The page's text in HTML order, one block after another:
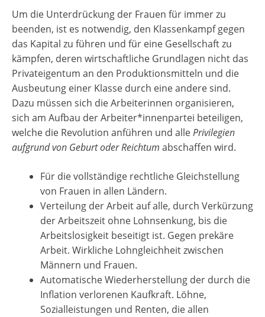
Um die Unterdrückung der Frauen für immer zu
beenden, ist es notwendig, den Klassenkampf gegen
das Kapital zu führen und für eine Gesellschaft zu
kämpfen, deren wirtschaftliche Grundlagen nicht das
Privateigentum an den Produktionsmitteln und die
Ausbeutung einer Klasse durch eine andere sind.
Dazu müssen sich die Arbeiterinnen organisieren,
sich am Aufbau der Arbeiter*innenpartei beteiligen,
welche die Revolution anführen und allePrivilegien
aufgrund von Geburt oder Reichtum abschaffen wird.
Für die vollständige rechtliche Gleichstellung
von Frauen in allen Ländern.
Verteilung der Arbeit auf alle, durch Verkürzung
der Arbeitszeit ohne Lohnsenkung, bis die
Arbeitslosigkeit beseitigt ist. Gegen prekäre
Arbeit. Wirkliche Lohngleichheit zwischen
Männern und Frauen.
Automatische Wiederherstellung der durch die
Inflation verlorenen Kaufkraft. Löhne,
Sozialleistungen und Renten, die allen